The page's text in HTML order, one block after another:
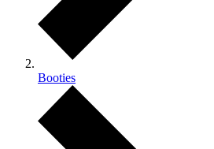
Booties